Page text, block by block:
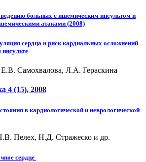
больных с ишемическим инсультом и
атаками (2008)
сердца и риск кардиальных осложнений
Самохвалова, Л.А. Гераскина
4 (15), 2008
в кардиологической и неврологической
Пелех, Н.Д. Стражеско и др.
сердце